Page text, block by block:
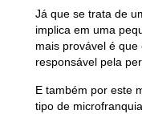
Já que se trata de
implica em uma
mais provável é
responsável pela
E também por este
tipo de